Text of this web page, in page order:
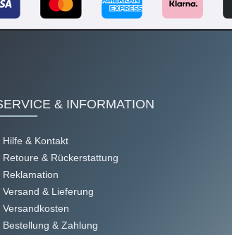
& INFORMATION
Hilfe & Kontakt
Retoure & Rückerstattung
Reklamation
Versand & Lieferung
Versandkosten
Bestellung & Zahlung